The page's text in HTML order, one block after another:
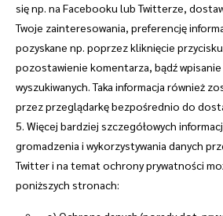
się np. na Facebooku lub Twitterze,
Twoje zainteresowania, preferencję
pozyskane np. poprzez kliknięcie
pozostawienie komentarza, bądź
wyszukiwanych. Taka informacja również
przez przeglądarkę bezpośrednio do
5. Więcej bardziej szczegółowych
gromadzenia i wykorzystywania danych
Twitter i na temat ochrony prywatności
poniższych stronach: